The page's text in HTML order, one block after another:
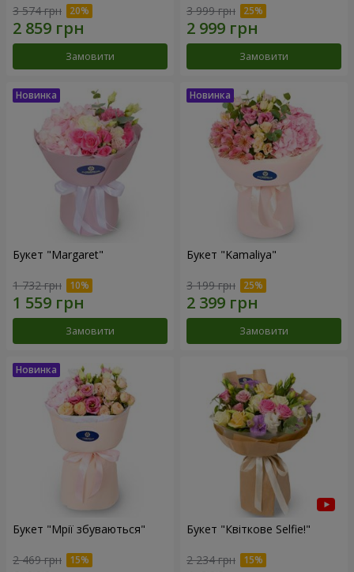
3 574 грн
Замовити
3 999 грн
Замовити
Букет "Margaret"
1 732 грн
Замовити
Букет "Kamaliya"
3 199 грн
Замовити
Букет "Мрії збуваються"
2 469 грн
Букет "Квіткове Selfie!"
2 234 грн